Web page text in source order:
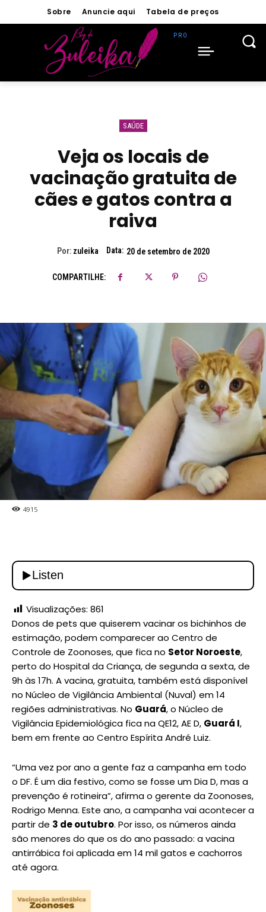
Sobre Anuncie aqui Tabela de preços
SAÚDE
Veja os locais de
vacinação gratuita de
cães e gatos contra a
raiva
Por: zuleika Data: 20 de setembro de 2020
COMPARTILHE:
4915
Visualizações: 861
Donos de pets que quiserem vacinar os bichinhos de
estimação, podem comparecer ao Centro de
Controle de Zoonoses, que fica no Setor Noroeste,
perto do Hospital da Criança, de segunda a sexta, de
9h às 17h. A vacina, gratuita, também está disponível
no Núcleo de Vigilância Ambiental (Nuval) em 14
regiões administrativas. No Guará, o Núcleo de
Vigilância Epidemiológica fica na QE12, AE D, Guará I,
bem em frente ao Centro Espírita André Luiz.
“Uma vez por ano a gente faz a campanha em todo
o DF. É um dia festivo, como se fosse um Dia D, mas a
prevenção é rotineira”, afirma o gerente da Zoonoses,
Rodrigo Menna. Este ano, a campanha vai acontecer a
partir de 3 de outubro. Por isso, os números ainda
são menores do que os do ano passado: a vacina
antirrábica foi aplicada em 14 mil gatos e cachorros
até agora.